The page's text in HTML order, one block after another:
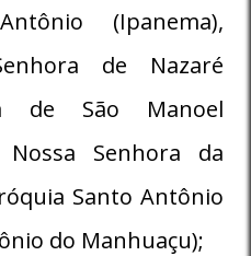
(Ipanema),
de Nazaré
de São Manoel
Senhora da
Santo Antônio
do Manhuaçu);